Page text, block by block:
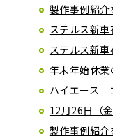
製作事例紹介
ステルス新車
ステルス新
年末年始休業
ハイエース
12月26日（
製作事例紹介